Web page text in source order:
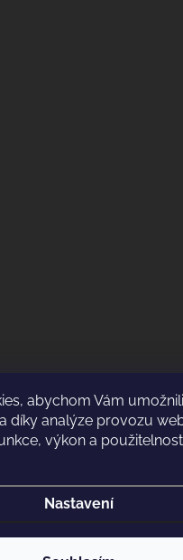
abychom Vám
díky analýze provozu
výkon a
Nastavení
OD KUPNÍ
(VRÁCENÍ)
WWW.CASSIDI.CZ . Všechna práva